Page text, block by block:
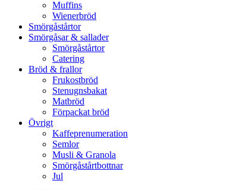
Muffins
Wienerbröd
Smörgåstårtor
Smörgåsar & sallader
Smörgåstårtor
Catering
Bröd & frallor
Frukostbröd
Stenugnsbakat
Matbröd
Förpackat bröd
Övrigt
Kaffeprenumeration
Semlor
Musli & Granola
Smörgåstårtbottnar
Jul